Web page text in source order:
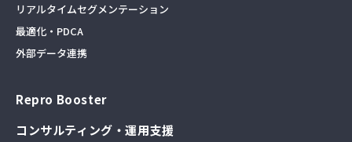
リアルタイムセグメンテーション
最適化・PDCA
外部データ連携
Repro Booster
コンサルティング・運用支援